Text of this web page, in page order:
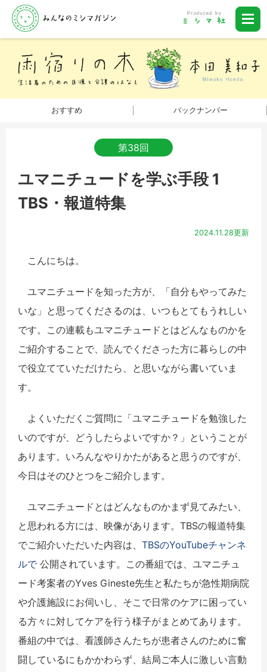
おすすめ バックナンバー
第38回
ユマニチュードを学ぶ手段 1
TBS・報道特集
2024.11.28更新
こんにちは。
ユマニチュードを知った方が、「自分もやってみた
いな」と思ってくださるのは、いつもとてもうれしい
です。この連載もユマニチュードとはどんなものかを
ご紹介することで、読んでくださった方に暮らしの中
で役立てていただけたら、と思いながら書いていま
す。
よくいただくご質問に「ユマニチュードを勉強した
いのですが、どうしたらよいですか？」ということが
あります。いろんなやりかたがあると思うのですが、
今日はそのひとつをご紹介します。
ユマニチュードとはどんなものかまず見てみたい、
と思われる方には、映像があります。TBSの報道特集
でご紹介いただいた内容は、 TBSのYouTubeチャンネ
ルで公開されています。この番組では、ユマニチュ
ード考案者のYves Gineste先生と私たちが急性期病院
や介護施設にお伺いし、そこで日常のケアに困ってい
る方々に対してケアを行う様子がまとめてあります。
番組の中では、看護師さんたちが患者さんのために奮
闘しているにもかかわらず、結局ご本人に激しい言動